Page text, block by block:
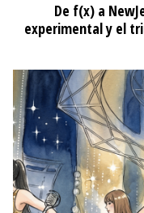
De f(x) a
experimental y el